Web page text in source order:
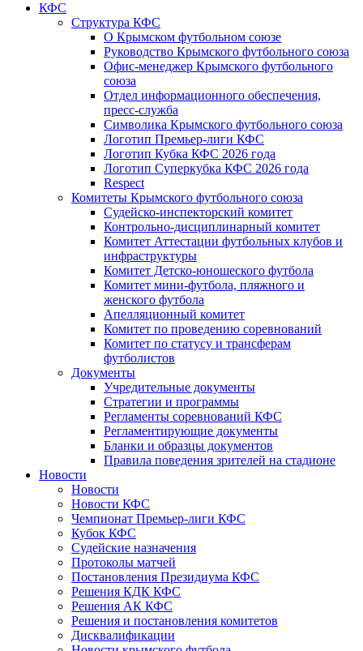
КФС
Структура КФС
О Крымском футбольном союзе
Руководство Крымского футбольного союза
Офис-менеджер Крымского футбольного
союза
Отдел информационного обеспечения,
пресс-служба
Символика Крымского футбольного союза
Логотип Премьер-лиги КФС
Логотип Кубка КФС 2026 года
Логотип Суперкубка КФС 2026 года
Respect
Комитеты Крымского футбольного союза
Судейско-инспекторский комитет
Контрольно-дисциплинарный комитет
Комитет Аттестации футбольных клубов и
инфраструктуры
Комитет Детско-юношеского футбола
Комитет мини-футбола, пляжного и
женского футбола
Апелляционный комитет
Комитет по проведению соревнований
Комитет по статусу и трансферам
футболистов
Документы
Учредительные документы
Стратегии и программы
Регламенты соревнований КФС
Регламентирующие документы
Бланки и образцы документов
Правила поведения зрителей на стадионе
Новости
Новости
Новости КФС
Чемпионат Премьер-лиги КФС
Кубок КФС
Судейские назначения
Протоколы матчей
Постановления Президиума КФС
Решения КДК КФС
Решения АК КФС
Решения и постановления комитетов
Дисквалификации